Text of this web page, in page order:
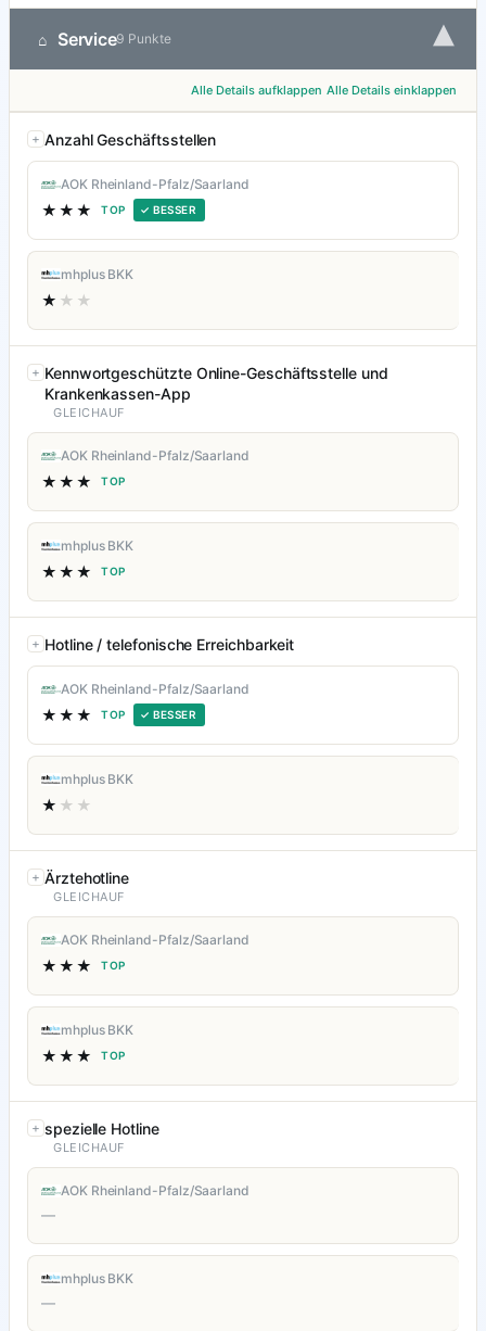
⌂ Service9 Punkte ▾
Alle Details aufklappen Alle Details einklappen
Anzahl Geschäftsstellen
AOK Rheinland-Pfalz/Saarland
★★★ TOP ✓ BESSER
mhplus BKK
★ ★★
Kennwortgeschützte Online-Geschäftsstelle und
Krankenkassen-App
GLEICHAUF
AOK Rheinland-Pfalz/Saarland
★★★ TOP
mhplus BKK
★★★ TOP
Hotline / telefonische Erreichbarkeit
AOK Rheinland-Pfalz/Saarland
★★★ TOP ✓ BESSER
mhplus BKK
★ ★★
Ärztehotline
GLEICHAUF
AOK Rheinland-Pfalz/Saarland
★★★ TOP
mhplus BKK
★★★ TOP
spezielle Hotline
GLEICHAUF
AOK Rheinland-Pfalz/Saarland
—
mhplus BKK
—